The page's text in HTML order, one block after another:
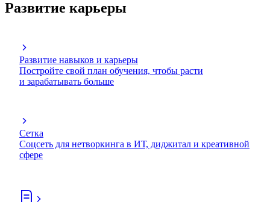
Развитие карьеры
Развитие навыков и карьеры
Постройте свой план обучения, чтобы расти
и зарабатывать больше
Сетка
Соцсеть для нетворкинга в ИТ, диджитал и креативной
сфере